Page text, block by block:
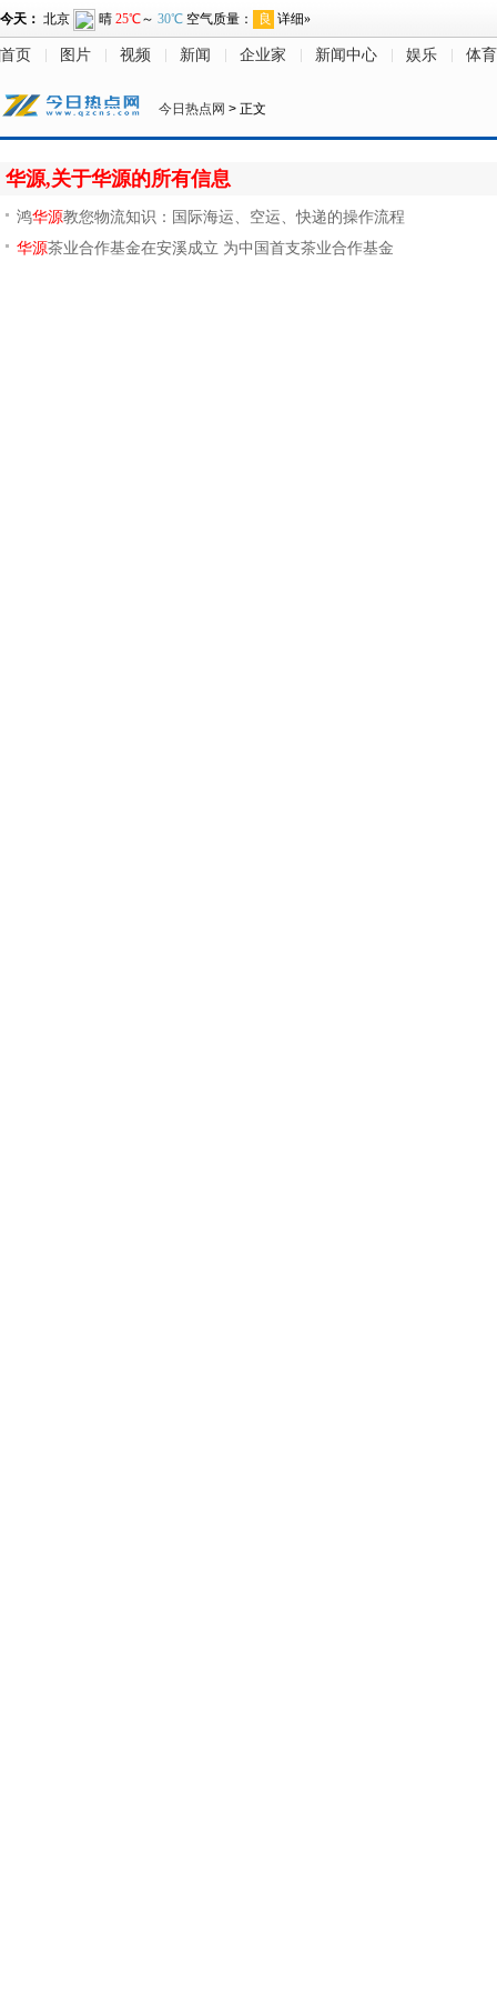
首页 图片 视频 新闻 企业家 新闻中心 娱乐 体育
今日热点网 > 正文
华源,关于华源的所有信息
鸿华源教您物流知识：国际海运、空运、快递的操作流程
华源茶业合作基金在安溪成立 为中国首支茶业合作基金